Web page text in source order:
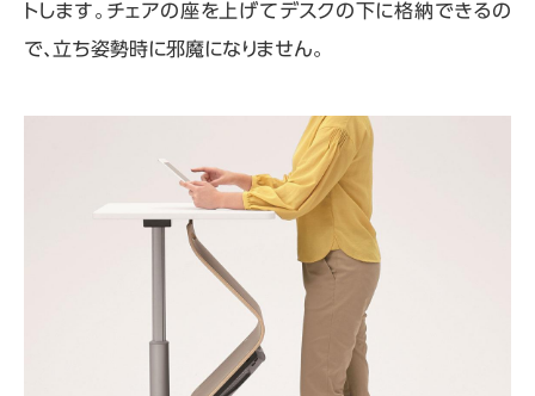
トします。チェアの座を上げてデスクの下に格納できるの
で、立ち姿勢時に邪魔になりません。